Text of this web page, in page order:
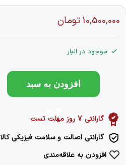
10,500,000تومان
موجود در انبار
افزودن به سبد
گارانتی 7 روز مهلت تست
گارانتی اصالت و سلامت فیزیکی کالا
افزودن به علاقه‌مندی